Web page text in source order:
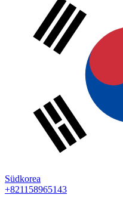
Südkorea
+821158965143